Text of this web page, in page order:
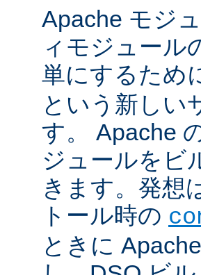
Apache モジ
ィモジュール
単にするため
という新しい
す。 Apache
ジュールをビ
きます。発想
トール時の
ときに